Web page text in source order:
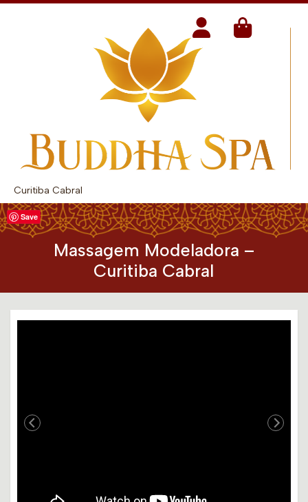
Curitiba Cabral
Massagem Modeladora –
Curitiba Cabral
Save